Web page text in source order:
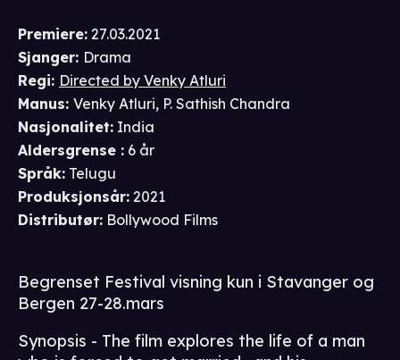
Premiere: 27.03.2021
Sjanger: Drama
Regi: Directed by Venky Atluri
Manus: Venky Atluri, P. Sathish Chandra
Nasjonalitet: India
Aldersgrense : 6 år
Språk: Telugu
Produksjonsår: 2021
Distributør: Bollywood Films
Begrenset Festival visning kun i Stavanger og
Bergen 27-28.mars
Synopsis - The film explores the life of a man